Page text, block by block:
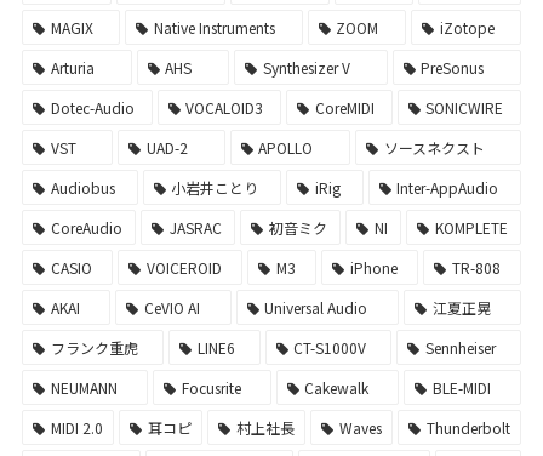
MAGIX
Native Instruments ZOOM
iZotope
Arturia
AHS Synthesizer V
PreSonus
Dotec-Audio
VOCALOID3 CoreMIDI
SONICWIRE
VST
UAD-2 APOLLO
ソースネクスト
Audiobus
小岩井ことり iRig
Inter-AppAudio
CoreAudio
JASRAC 初音ミク NI
KOMPLETE
CASIO
VOICEROID M3 iPhone
TR-808
AKAI
CeVIO AI Universal Audio
江夏正晃
フランク重虎
LINE6 CT-S1000V
Sennheiser
NEUMANN
Focusrite Cakewalk
BLE-MIDI
MIDI 2.0
耳コピ 村上社長 Waves
Thunderbolt